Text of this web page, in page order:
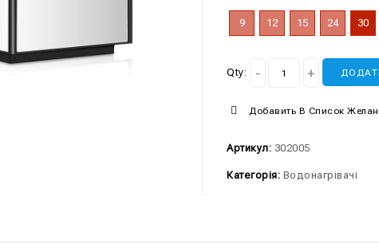
9 12 15 24 30
Qty:
Добавить В Список
Артикул: 302005
Категорія: Водонагрівачі